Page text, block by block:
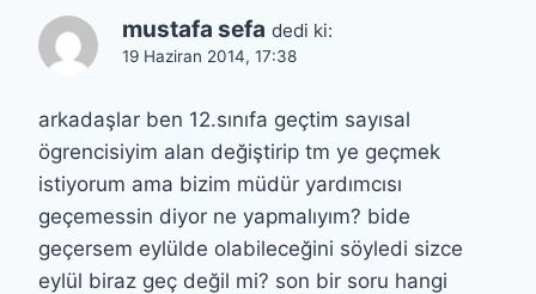
mustafa sefa dedi ki:
19 Haziran 2014, 17:38
arkadaşlar ben 12.sınıfa geçtim sayısal
ögrencisiyim alan değiştirip tm ye geçmek
istiyorum ama bizim müdür yardımcısı
geçemessin diyor ne yapmalıyım? bide
geçersem eylülde olabileceğini söyledi sizce
eylül biraz geç değil mi? son bir soru hangi